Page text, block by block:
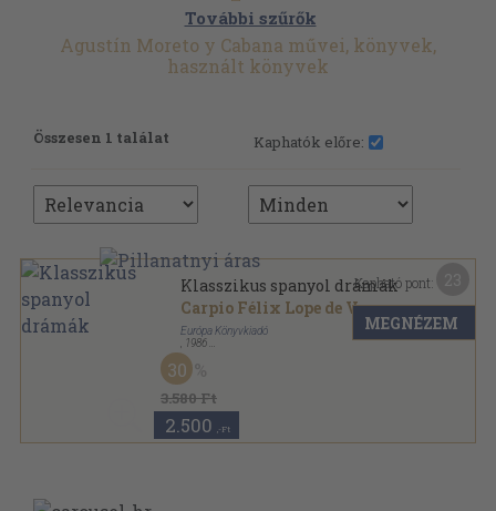
További szűrők
Agustín Moreto y Cabana művei, könyvek,
használt könyvek
Összesen 1 találat Kaphatók előre:
Klasszikus spanyol drámák
Carpio Félix Lope de Vega...
Európa Könyvkiadó
1986
Vászon
A világirodalom klasszikusai sorozat
3.580 Ft
30
2.500 ,-Ft
Kapható pont:
MEGNÉZEM